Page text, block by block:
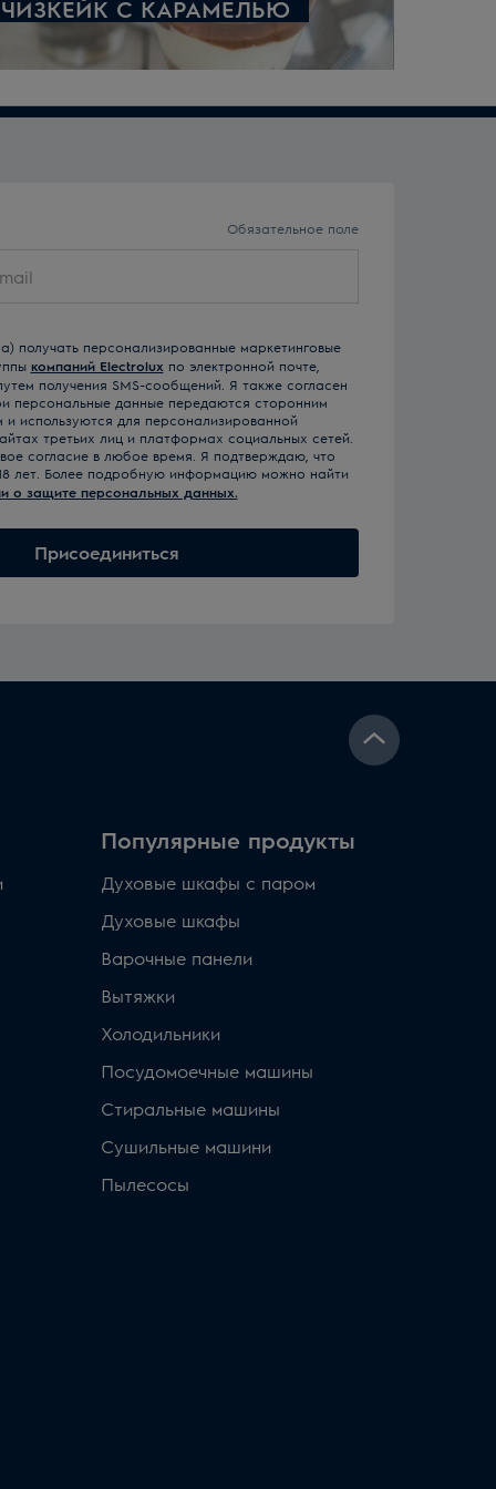
ЧИЗКЕЙК С КАРАМЕЛЬЮ
Обязательное поле
получать персонализированные маркетинговые
компаний Electrolux по электронной почте,
получения SMS-сообщений. Я также согласен
персональные данные передаются сторонним
и используются для персонализированной
третьих лиц и платформах социальных сетей.
согласие в любое время. Я подтверждаю, что
лет. Более подробную информацию можно найти
о защите персональных данных.
Присоединиться
Популярные продукты
Духовые шкафы с паром
Духовые шкафы
Варочные панели
Вытяжки
Холодильники
Посудомоечные машины
Стиральные машины
Сушильные машини
Пылесосы